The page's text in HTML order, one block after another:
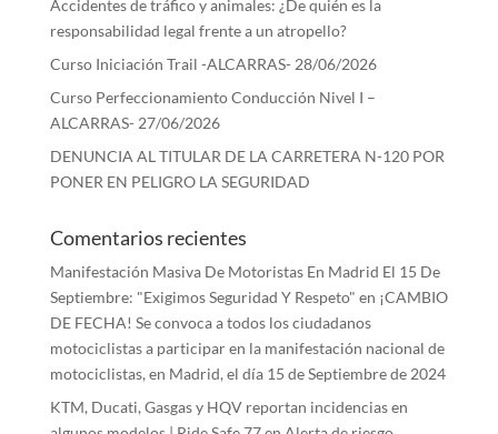
Accidentes de tráfico y animales: ¿De quién es la
responsabilidad legal frente a un atropello?
Curso Iniciación Trail -ALCARRAS- 28/06/2026
Curso Perfeccionamiento Conducción Nivel I –
ALCARRAS- 27/06/2026
DENUNCIA AL TITULAR DE LA CARRETERA N-120 POR
PONER EN PELIGRO LA SEGURIDAD
Comentarios recientes
Manifestación Masiva De Motoristas En Madrid El 15 De
Septiembre: "Exigimos Seguridad Y Respeto" en ¡CAMBIO
DE FECHA! Se convoca a todos los ciudadanos
motociclistas a participar en la manifestación nacional de
motociclistas, en Madrid, el día 15 de Septiembre de 2024
KTM, Ducati, Gasgas y HQV reportan incidencias en